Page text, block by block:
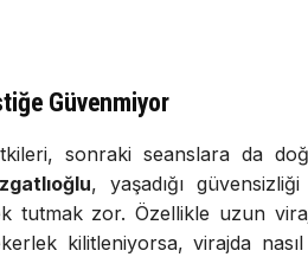
Güvenmiyor
sonraki seanslara da
, yaşadığı
tutmak zor. Özellikle uzun
kilitleniyorsa, virajda